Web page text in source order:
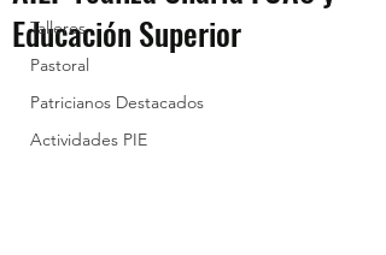
Talleres
Pastoral
Patricianos Destacados
Actividades PIE
Educación Superior